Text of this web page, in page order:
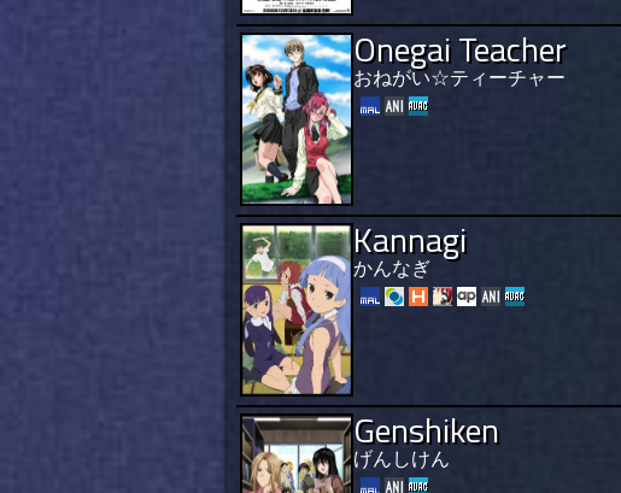
Onegai Teacher
おねがい☆ティーチャー
Kannagi
かんなぎ
Genshiken
げんしけん